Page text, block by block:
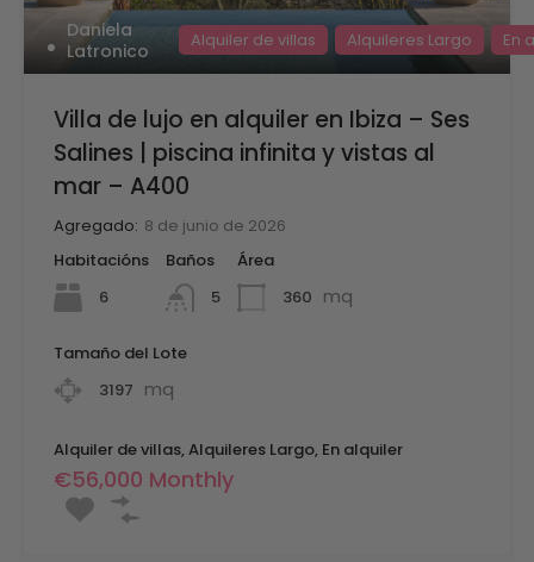
Daniela
Latronico
Alquiler de villas Alquileres Largo En
Villa de lujo en alquiler en Ibiza – Ses
Salines | piscina infinita y vistas al
mar – A400
Agregado: 8 de junio de 2026
Habitacións
6
Baños
5
Área
360 mq
Tamaño del Lote
3197 mq
Alquiler de villas, Alquileres Largo, En alquiler
€56,000 Monthly